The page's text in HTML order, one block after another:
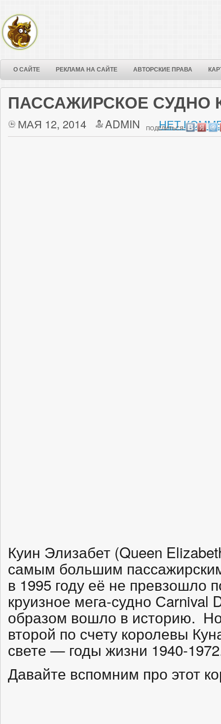
О САЙТЕ РЕКЛАМА НА САЙТЕ АВТОРСКИЕ ПРАВА
ПАССАЖИРСКОЕ СУДНО
МАЯ 12, 2014 ADMIN НЕТ
ПОДЕЛИТЬСЯ:
Куин Элизабет (Queen
самым большим
в 1995 году её не превзошло
круизное мега-судно Сarnival
образом вошло в историю.
второй по счету королевы
свете — годы жизни 1940-
Давайте вспомним про этот